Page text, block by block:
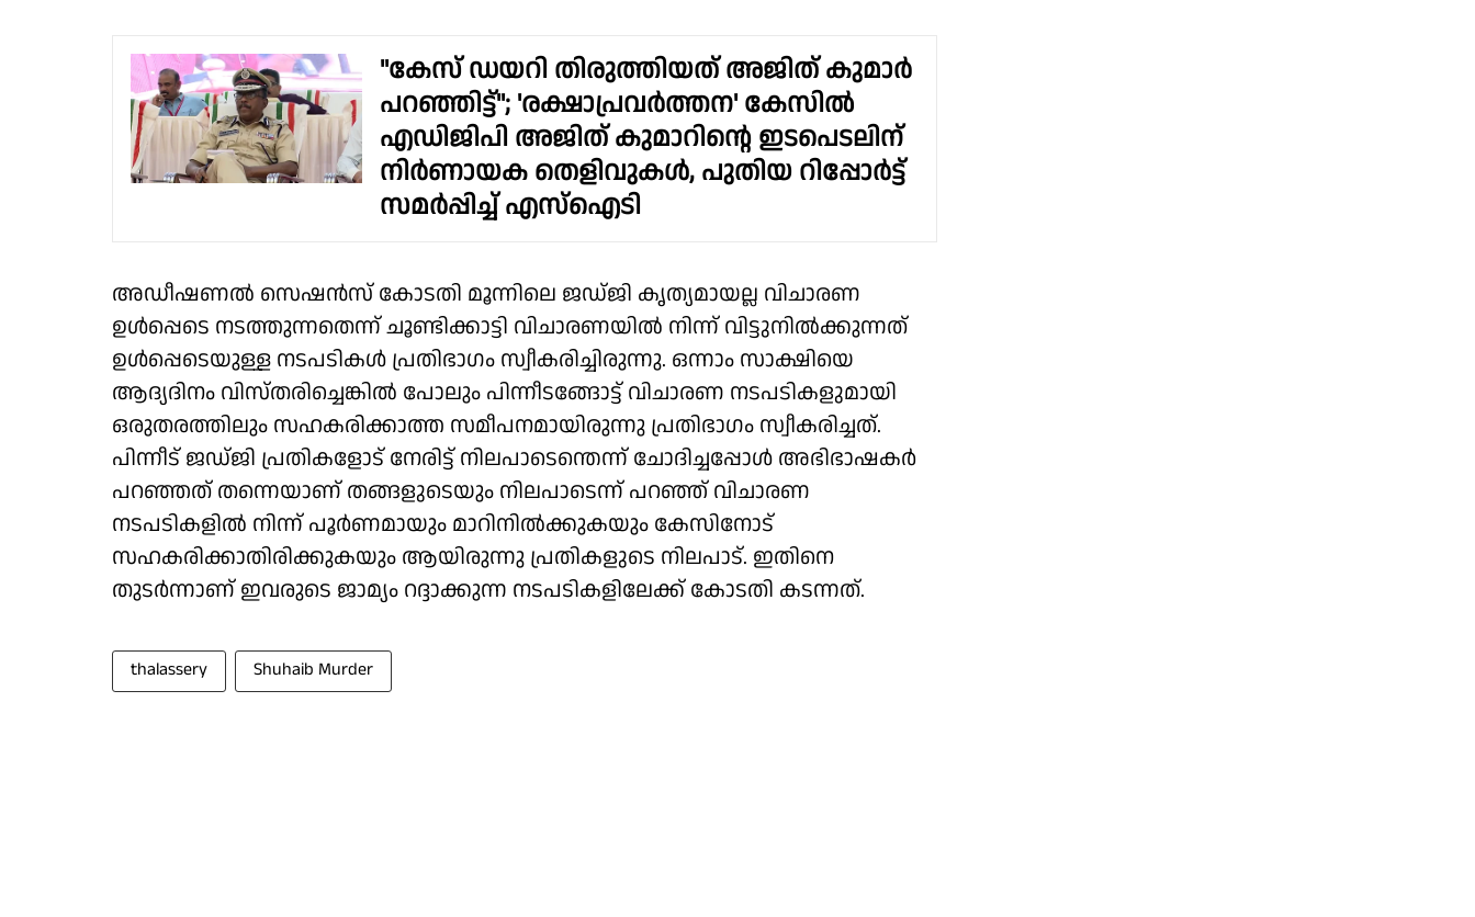
"കേസ് ഡയറി തിരുത്തിയത് അജിത് കുമാർ
പറഞ്ഞിട്ട്"; 'രക്ഷാപ്രവർത്തന' കേസിൽ
എഡിജിപി അജിത് കുമാറിൻ്റെ ഇടപെടലിന്
നിർണായക തെളിവുകൾ, പുതിയ റിപ്പോർട്ട്
സമർപ്പിച്ച് എസ്ഐടി
അഡീഷണൽ സെഷന്‍സ് കോടതി മൂന്നിലെ ജഡ്ജി കൃത്യമായല്ല വിചാരണ
ഉൾപ്പെടെ നടത്തുന്നതെന്ന് ചൂണ്ടിക്കാട്ടി വിചാരണയിൽ നിന്ന് വിട്ടുനിൽക്കുന്നത്
ഉൾപ്പെടെയുള്ള നടപടികൾ പ്രതിഭാഗം സ്വീകരിച്ചിരുന്നു. ഒന്നാം സാക്ഷിയെ
ആദ്യദിനം വിസ്തരിച്ചെങ്കിൽ പോലും പിന്നീടങ്ങോട്ട് വിചാരണ നടപടികളുമായി
ഒരുതരത്തിലും സഹകരിക്കാത്ത സമീപനമായിരുന്നു പ്രതിഭാഗം സ്വീകരിച്ചത്.
പിന്നീട് ജഡ്ജി പ്രതികളോട് നേരിട്ട് നിലപാടെന്തെന്ന് ചോദിച്ചപ്പോൾ അഭിഭാഷകർ
പറഞ്ഞത് തന്നെയാണ് തങ്ങളുടെയും നിലപാടെന്ന് പറഞ്ഞ് വിചാരണ
നടപടികളിൽ നിന്ന് പൂർണമായും മാറിനിൽക്കുകയും കേസിനോട്
സഹകരിക്കാതിരിക്കുകയും ആയിരുന്നു പ്രതികളുടെ നിലപാട്. ഇതിനെ
തുടർന്നാണ് ഇവരുടെ ജാമ്യം റദ്ദാക്കുന്ന നടപടികളിലേക്ക് കോടതി കടന്നത്.
thalassery Shuhaib Murder